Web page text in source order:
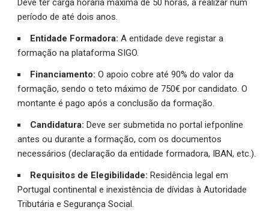
Deve ter carga horária máxima de 50 horas, a realizar num
período de até dois anos.
Entidade Formadora: A entidade deve registar a
formação na plataforma SIGO.
Financiamento: O apoio cobre até 90% do valor da
formação, sendo o teto máximo de 750€ por candidato. O
montante é pago após a conclusão da formação.
Candidatura: Deve ser submetida no portal iefponline
antes ou durante a formação, com os documentos
necessários (declaração da entidade formadora, IBAN, etc.).
Requisitos de Elegibilidade: Residência legal em
Portugal continental e inexistência de dívidas à Autoridade
Tributária e Segurança Social.